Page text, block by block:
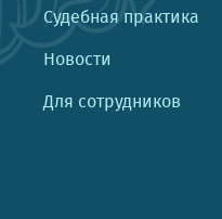
Судебная практика
Новости
Для сотрудников